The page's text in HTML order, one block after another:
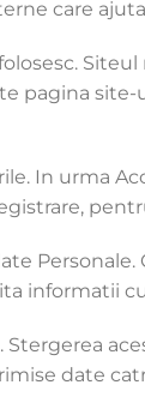
care
pagina
In urma
informatii
Stergerea
date